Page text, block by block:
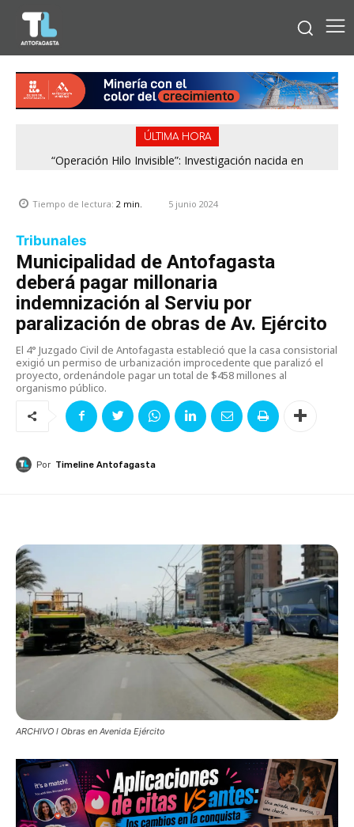
ÚLTIMA HORA
“Operación Hilo Invisible”: Investigación nacida en
Tiempo de lectura: 2 min. 5 junio 2024
Tribunales
Municipalidad de Antofagasta
deberá pagar millonaria
indemnización al Serviu por
paralización de obras de Av. Ejército
El 4° Juzgado Civil de Antofagasta estableció que la casa consistorial
exigió un permiso de urbanización improcedente que paralizó el
proyecto, ordenándole pagar un total de $458 millones al
organismo público.
Por Timeline Antofagasta
ARCHIVO l Obras en Avenida Ejército